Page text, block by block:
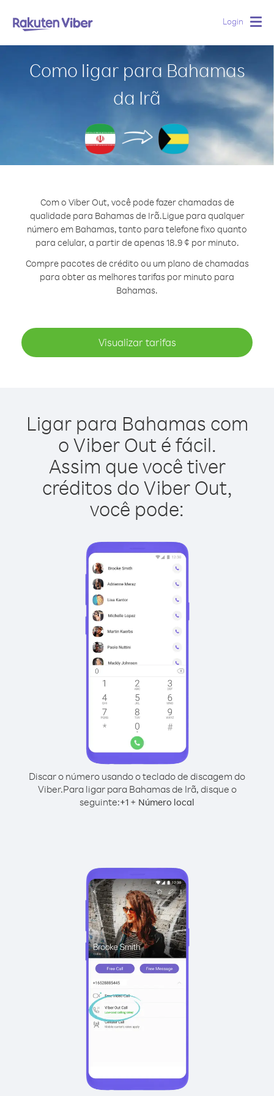
Login
Como ligar para Bahamas
da Irã
Com o Viber Out, você pode fazer chamadas de
qualidade para Bahamas de Irã.Ligue para qualquer
número em Bahamas, tanto para telefone fixo quanto
para celular, a partir de apenas 18.9 ¢ por minuto.
Compre pacotes de crédito ou um plano de chamadas
para obter as melhores tarifas por minuto para
Bahamas.
Visualizar tarifas
Ligar para Bahamas com
o Viber Out é fácil.
Assim que você tiver
créditos do Viber Out,
você pode:
Discar o número usando o teclado de discagem do
Viber.Para ligar para Bahamas de Irã, disque o
seguinte:+1 + Número local